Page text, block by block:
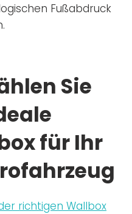
Fußabdruck
Sie
für Ihr
richtigen Wallbox